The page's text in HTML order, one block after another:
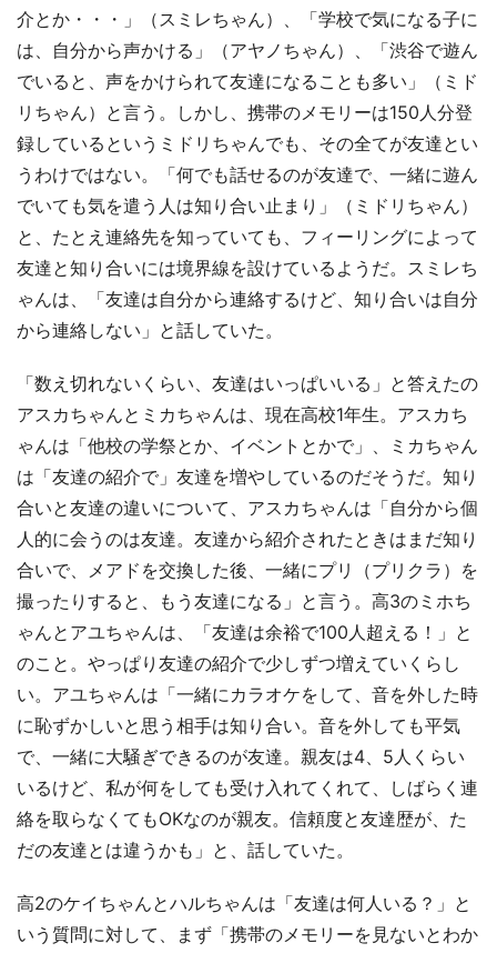
介とか・・・」（スミレちゃん）、「学校で気になる子に
は、自分から声かける」（アヤノちゃん）、「渋谷で遊ん
でいると、声をかけられて友達になることも多い」（ミド
リちゃん）と言う。しかし、携帯のメモリーは150人分登
録しているというミドリちゃんでも、その全てが友達とい
うわけではない。「何でも話せるのが友達で、一緒に遊ん
でいても気を遣う人は知り合い止まり」（ミドリちゃん）
と、たとえ連絡先を知っていても、フィーリングによって
友達と知り合いには境界線を設けているようだ。スミレち
ゃんは、「友達は自分から連絡するけど、知り合いは自分
から連絡しない」と話していた。
「数え切れないくらい、友達はいっぱいいる」と答えたの
アスカちゃんとミカちゃんは、現在高校1年生。アスカち
ゃんは「他校の学祭とか、イベントとかで」、ミカちゃん
は「友達の紹介で」友達を増やしているのだそうだ。知り
合いと友達の違いについて、アスカちゃんは「自分から個
人的に会うのは友達。友達から紹介されたときはまだ知り
合いで、メアドを交換した後、一緒にプリ（プリクラ）を
撮ったりすると、もう友達になる」と言う。高3のミホち
ゃんとアユちゃんは、「友達は余裕で100人超える！」と
のこと。やっぱり友達の紹介で少しずつ増えていくらし
い。アユちゃんは「一緒にカラオケをして、音を外した時
に恥ずかしいと思う相手は知り合い。音を外しても平気
で、一緒に大騒ぎできるのが友達。親友は4、5人くらい
いるけど、私が何をしても受け入れてくれて、しばらく連
絡を取らなくてもOKなのが親友。信頼度と友達歴が、た
だの友達とは違うかも」と、話していた。
高2のケイちゃんとハルちゃんは「友達は何人いる？」と
いう質問に対して、まず「携帯のメモリーを見ないとわか